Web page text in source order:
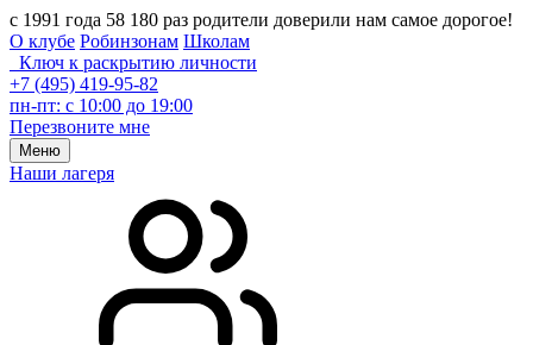
с 1991 года 58 180 раз родители доверили нам самое дорогое!
О клубе Робинзонам Школам
Ключ к раскрытию личности
+7 (495) 419-95-82
пн-пт: с 10:00 до 19:00
Перезвоните мне
Меню
Наши лагеря